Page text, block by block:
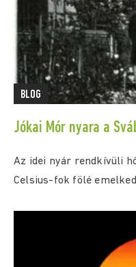
BLOG
Jókai Mór nyara a
Az idei nyár rendkívüli
Celsius-fok fölé